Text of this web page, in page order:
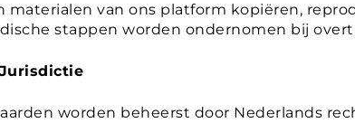
materialen van ons platform kopiëren,
stappen worden ondernomen bij
worden beheerst door Nederlands